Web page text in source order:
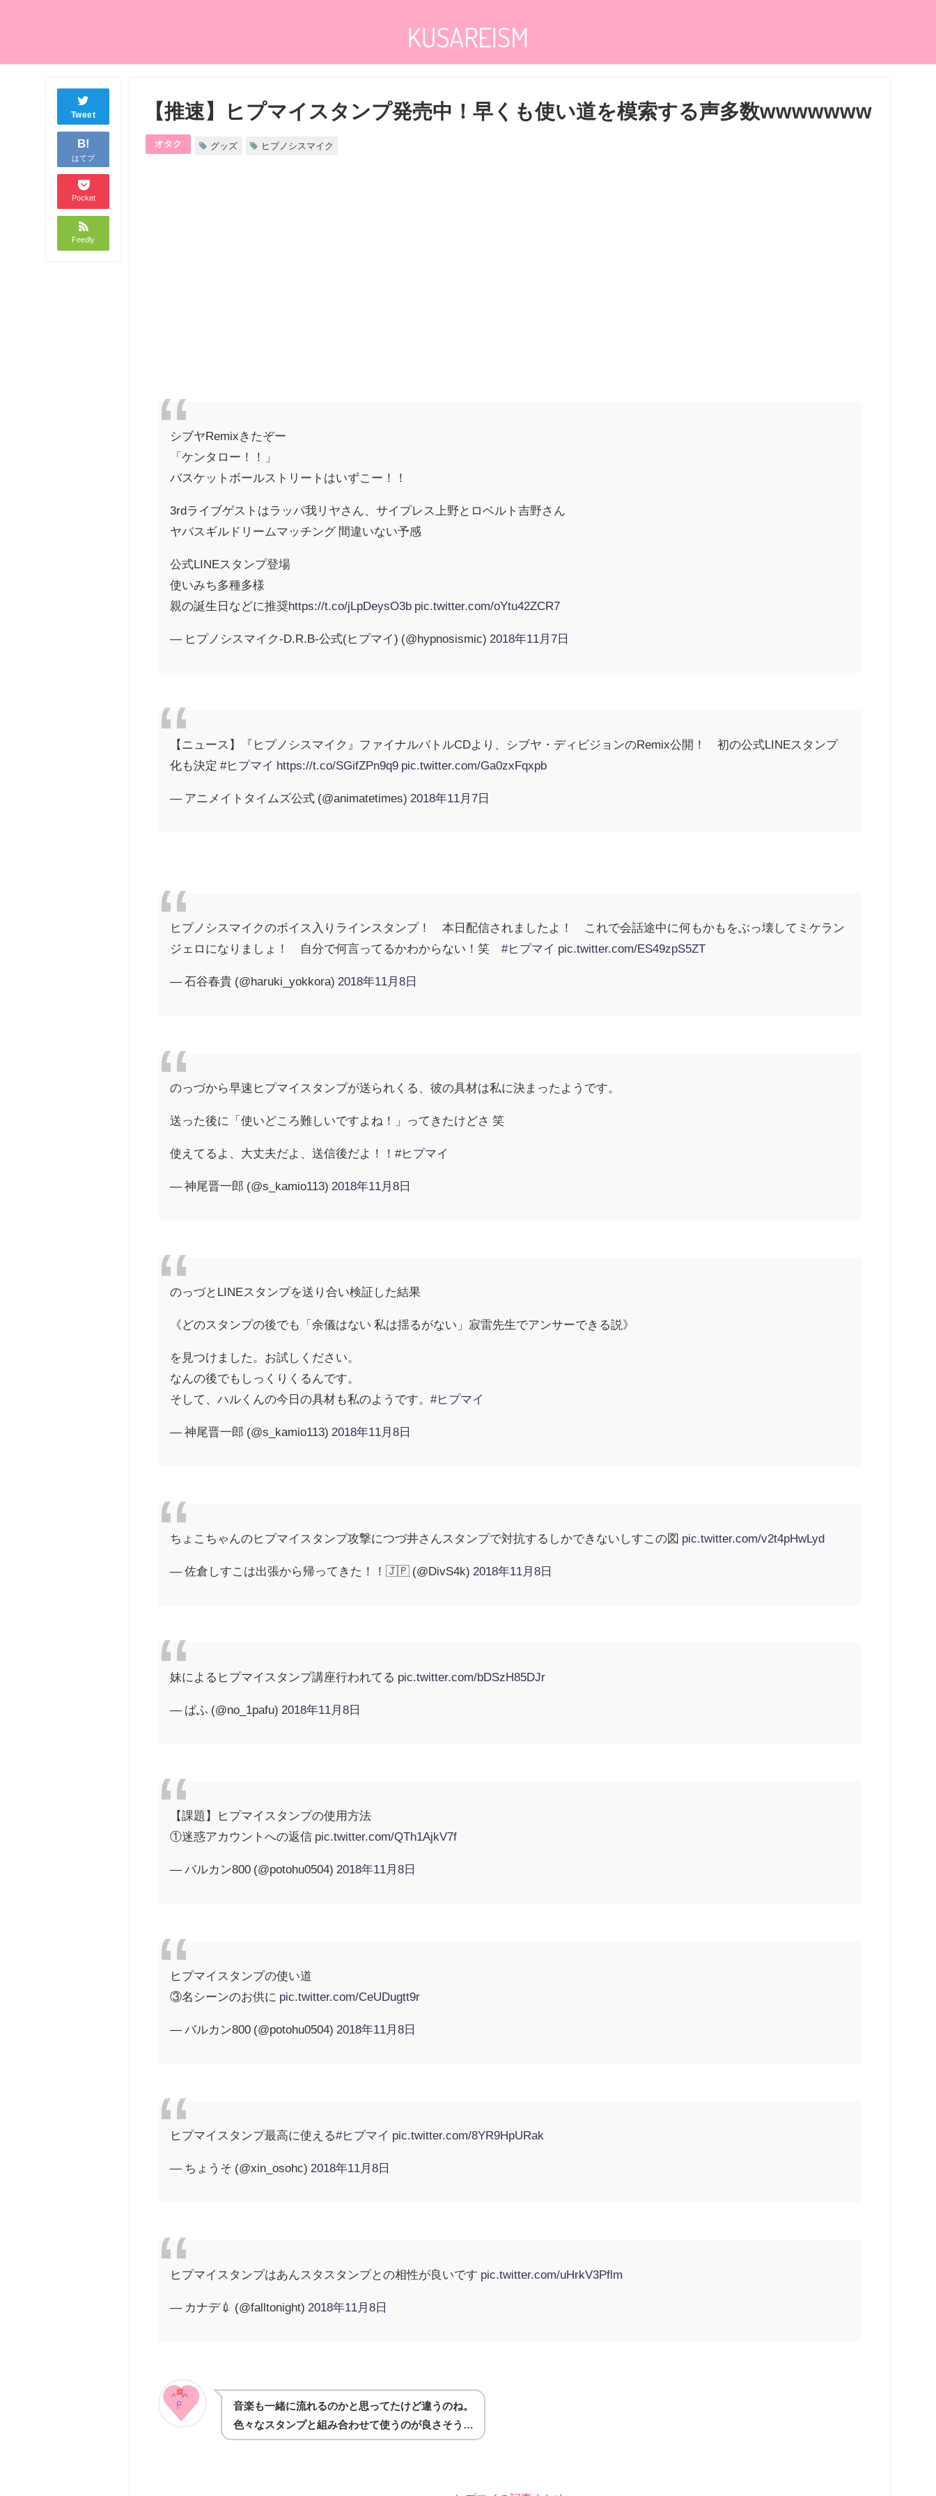
Tweet
B!
はてブ
Pocket
Feedly
【推速】ヒプマイスタンプ発売中！早くも使い道を模索する声多数wwwwwww
オタク グッズ ヒプノシスマイク
シブヤRemixきたぞー
「ケンタロー！！」
バスケットボールストリートはいずこー！！
3rdライブゲストはラッパ我リヤさん、サイプレス上野とロベルト吉野さん
ヤバスギルドリームマッチング 間違いない予感
公式LINEスタンプ登場
使いみち多種多様
親の誕生日などに推奨https://t.co/jLpDeysO3b pic.twitter.com/oYtu42ZCR7
— ヒプノシスマイク-D.R.B-公式(ヒプマイ) (@hypnosismic) 2018年11月7日
【ニュース】『ヒプノシスマイク』ファイナルバトルCDより、シブヤ・ディビジョンのRemix公開！ 初の公式LINEスタンプ
化も決定#ヒプマイ https://t.co/SGifZPn9q9 pic.twitter.com/Ga0zxFqxpb
— アニメイトタイムズ公式 (@animatetimes) 2018年11月7日
ヒプノシスマイクのボイス入りラインスタンプ！ 本日配信されましたよ！ これで会話途中に何もかもをぶっ壊してミケラン
ジェロになりましょ！ 自分で何言ってるかわからない！笑#ヒプマイ pic.twitter.com/ES49zpS5ZT
— 石谷春貴 (@haruki_yokkora) 2018年11月8日
のっづから早速ヒプマイスタンプが送られくる、彼の具材は私に決まったようです。
送った後に「使いどころ難しいですよね！」ってきたけどさ 笑
使えてるよ、大丈夫だよ、送信後だよ！！#ヒプマイ
— 神尾晋一郎 (@s_kamio113) 2018年11月8日
のっづとLINEスタンプを送り合い検証した結果
《どのスタンプの後でも「余儀はない 私は揺るがない」寂雷先生でアンサーできる説》
を見つけました。お試しください。
なんの後でもしっくりくるんです。
そして、ハルくんの今日の具材も私のようです。#ヒプマイ
— 神尾晋一郎 (@s_kamio113) 2018年11月8日
ちょこちゃんのヒプマイスタンプ攻撃につづ井さんスタンプで対抗するしかできないしすこの図 pic.twitter.com/v2t4pHwLyd
— 佐倉しすこは出張から帰ってきた！！🇯🇵 (@DivS4k) 2018年11月8日
妹によるヒプマイスタンプ講座行われてる pic.twitter.com/bDSzH85DJr
— ぱふ (@no_1pafu) 2018年11月8日
【課題】ヒプマイスタンプの使用方法
①迷惑アカウントへの返信 pic.twitter.com/QTh1AjkV7f
— バルカン800 (@potohu0504) 2018年11月8日
ヒプマイスタンプの使い道
③名シーンのお供に pic.twitter.com/CeUDugtt9r
— バルカン800 (@potohu0504) 2018年11月8日
ヒプマイスタンプ最高に使える#ヒプマイ pic.twitter.com/8YR9HpURak
— ちょうそ (@xin_osohc) 2018年11月8日
ヒプマイスタンプはあんスタスタンプとの相性が良いです pic.twitter.com/uHrkV3Pflm
— カナデ💉 (@falltonight) 2018年11月8日
音楽も一緒に流れるのかと思ってたけど違うのね。
色々なスタンプと組み合わせて使うのが良さそう…